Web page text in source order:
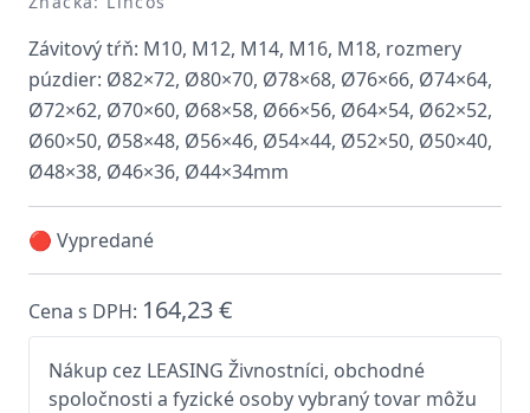
Závitový tŕň: M10, M12, M14, M16, M18, rozmery
púzdier: Ø82×72, Ø80×70, Ø78×68, Ø76×66, Ø74×64,
Ø72×62, Ø70×60, Ø68×58, Ø66×56, Ø64×54, Ø62×52,
Ø60×50, Ø58×48, Ø56×46, Ø54×44, Ø52×50, Ø50×40,
Ø48×38, Ø46×36, Ø44×34mm
🔴 Vypredané
Cena s DPH: 164,23 €
Nákup cez LEASING Živnostníci, obchodné
spoločnosti a fyzické osoby vybraný tovar môžu